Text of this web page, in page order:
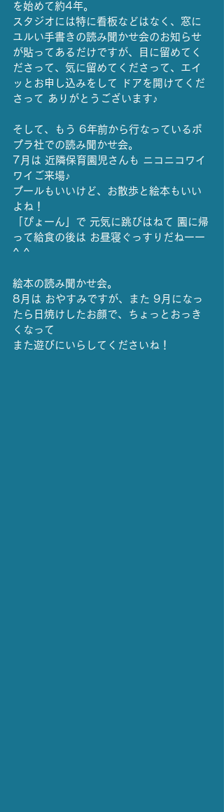
を始めて約4年。
スタジオには特に看板などはなく、窓に
ユルい手書きの読み聞かせ会のお知らせ
が貼ってあるだけですが、目に留めてく
ださって、気に留めてくださって、エイ
ッとお申し込みをして ドアを開けてくだ
さって ありがとうございます♪
そして、もう 6年前から行なっているポ
プラ社での読み聞かせ会。
7月は 近隣保育園児さんも ニコニコワイ
ワイご来場♪
プールもいいけど、お散歩と絵本もいい
よね！
「ぴょーん」で 元気に跳びはねて 園に帰
って給食の後は お昼寝ぐっすりだねーー
^ ^
絵本の読み聞かせ会。
8月は おやすみですが、また 9月になっ
たら日焼けしたお顔で、ちょっとおっき
くなって
また遊びにいらしてくださいね！